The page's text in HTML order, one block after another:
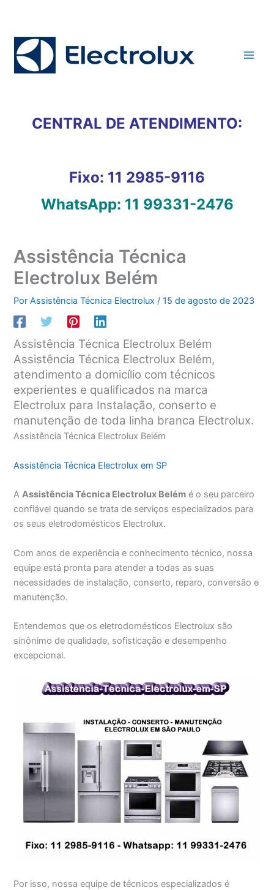
conteúdo
CENTRAL DE ATENDIMENTO:
Fixo: 11 2985-9116
WhatsApp: 11 99331-2476
Assistência Técnica
Electrolux Belém
PorAssistência Técnica Electrolux/15 de agosto de 2023
Assistência Técnica Electrolux Belém
Assistência Técnica Electrolux Belém,
atendimento a domicílio com técnicos
experientes e qualificados na marca
Electrolux para Instalação, conserto e
manutenção de toda linha branca Electrolux.
Assistência Técnica Electrolux Belém
Assistência Técnica Electrolux em SP
AAssistência Técnica Electrolux Belém é o seu parceiro
confiável quando se trata de serviços especializados para
os seus eletrodomésticos Electrolux.
Com anos de experiência e conhecimento técnico, nossa
equipe está pronta para atender a todas as suas
necessidades de instalação, conserto, reparo, conversão e
manutenção.
Entendemos que os eletrodomésticos Electrolux são
sinônimo de qualidade, sofisticação e desempenho
excepcional.
Por isso, nossa equipe de técnicos especializados é